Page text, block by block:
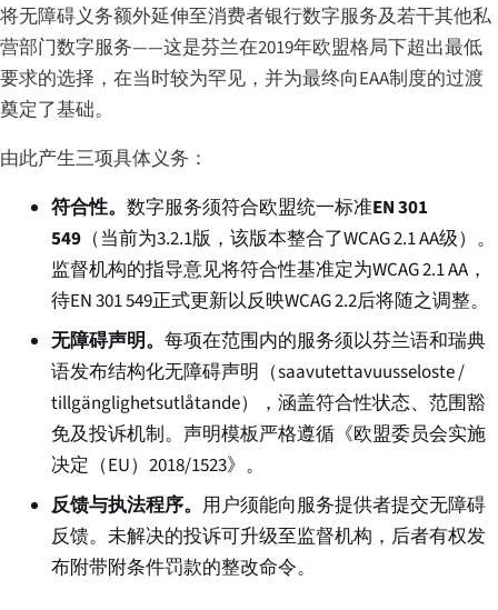
将无障碍义务额外延伸至消费者银行数字服务及若干其他私
营部门数字服务——这是芬兰在2019年欧盟格局下超出最低
要求的选择，在当时较为罕见，并为最终向EAA制度的过渡
奠定了基础。
由此产生三项具体义务：
符合性。数字服务须符合欧盟统一标准EN 301
549 （当前为3.2.1版，该版本整合了WCAG 2.1 AA级）。
监督机构的指导意见将符合性基准定为WCAG 2.1 AA，
待EN 301 549正式更新以反映WCAG 2.2后将随之调整。
无障碍声明。每项在范围内的服务须以芬兰语和瑞典
语发布结构化无障碍声明（saavutettavuusseloste/
tillgänglighetsutlåtande），涵盖符合性状态、范围豁
免及投诉机制。声明模板严格遵循《欧盟委员会实施
决定（EU）2018/1523》。
反馈与执法程序。 用户须能向服务提供者提交无障碍
反馈。未解决的投诉可升级至监督机构，后者有权发
布附带附条件罚款的整改命令。